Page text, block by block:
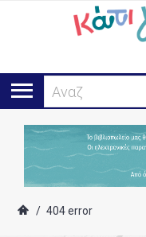
Αναζήτ
/ 404 error